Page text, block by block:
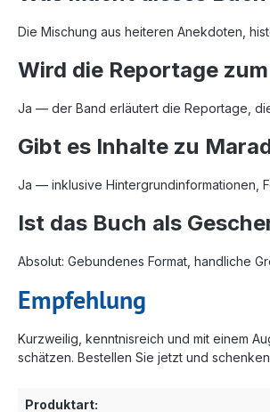
Die Mischung aus heiteren Anekdoten,
Wird die Reportage
Ja — der Band erläutert die Reportage,
Gibt es Inhalte zu
Ja — inklusive Hintergrundinformationen,
Ist das Buch als
Absolut: Gebundenes Format, handliche
Empfehlung
Kurzweilig, kenntnisreich und mit einem
schätzen. Bestellen Sie jetzt und
Produktart: